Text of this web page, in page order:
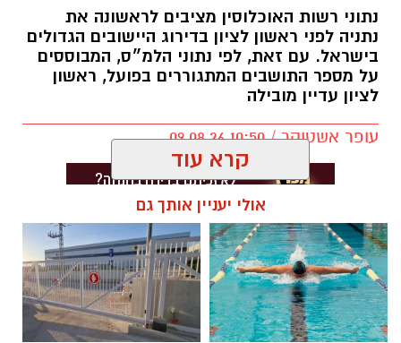
נתוני רשות האוכלוסין מציבים לראשונה את
נתניה לפני ראשון לציון בדירוג היישובים הגדולים
בישראל. עם זאת, לפי נתוני הלמ״ס, המבוססים
על מספר התושבים המתגוררים בפועל, ראשון
לציון עדיין מובילה
עופר אשטוקר / 10:50 09.08.26
תגים:אוכלוסיית ראשון לציון
קרא עוד
אולי יעניין אותך גם